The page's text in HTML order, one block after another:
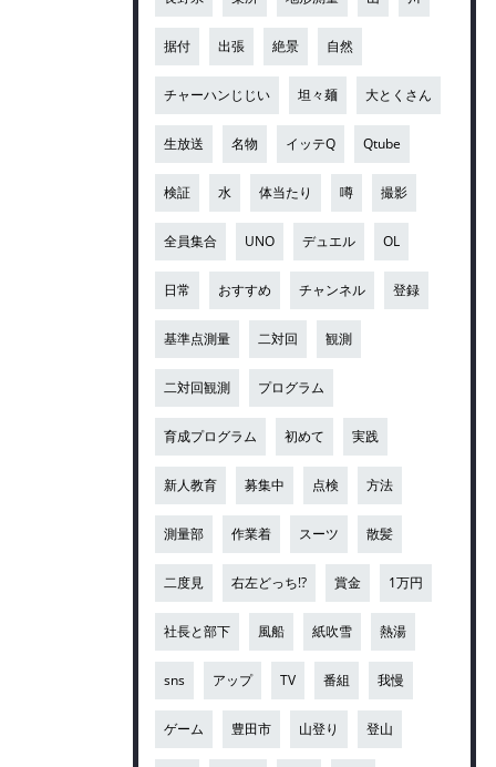
据付 出張 絶景 自然
チャーハンじじい 坦々麺 大とくさん
生放送 名物 イッテQ Qtube
検証 水 体当たり 噂 撮影
全員集合 UNO デュエル OL
日常 おすすめ チャンネル 登録
基準点測量 二対回 観測
二対回観測 プログラム
育成プログラム 初めて 実践
新人教育 募集中 点検 方法
測量部 作業着 スーツ 散髪
二度見 右左どっち!? 賞金 1万円
社長と部下 風船 紙吹雪 熱湯
sns アップ TV 番組 我慢
ゲーム 豊田市 山登り 登山